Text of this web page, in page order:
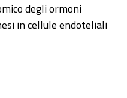
degli ormoni
in cellule endoteliali